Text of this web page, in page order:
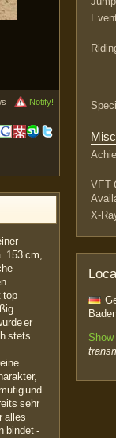
Notify!
153 cm,
top
er
stets
und
sehr
alles
bindet -
VET
X-
Show